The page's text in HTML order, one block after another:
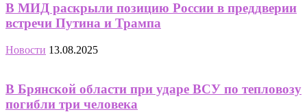
В МИД раскрыли позицию России в преддверии
встречи Путина и Трампа
Новости 13.08.2025
В Брянской области при ударе ВСУ по тепловозу
погибли три человека